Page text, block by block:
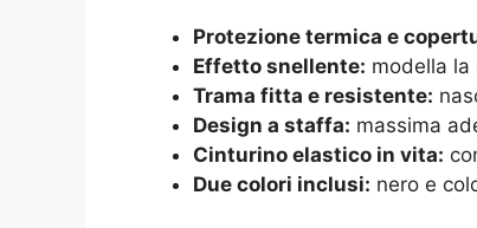
Protezione termica e
Effetto snellente: modella la
Trama fitta e resistente:
Design a staffa: massima
Cinturino elastico in vita:
Due colori inclusi: nero e